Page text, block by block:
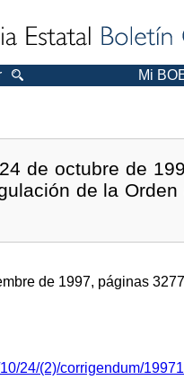
Mi
de octubre de
de la
de 1997, páginas
24/(2)/corrigendum/